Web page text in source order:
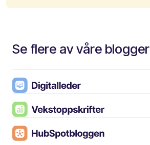
Se flere av våre blogger